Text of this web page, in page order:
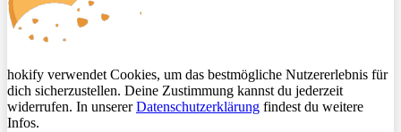
hokify verwendet Cookies, um das bestmögliche Nutzererlebnis für
dich sicherzustellen. Deine Zustimmung kannst du jederzeit
widerrufen. In unsererDatenschutzerklärung findest du weitere
Infos.